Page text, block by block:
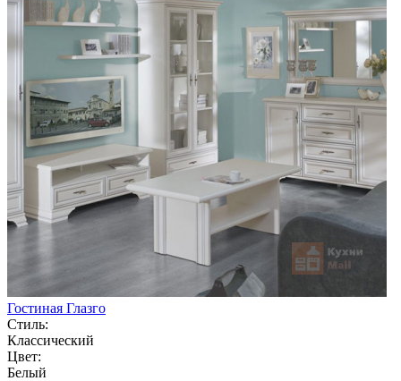
Гостиная Глазго
Стиль:
Классический
Цвет:
Белый